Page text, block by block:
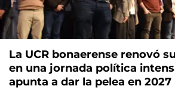
La UCR bonaerense renovó
en una jornada política
apunta a dar la pelea en 2027